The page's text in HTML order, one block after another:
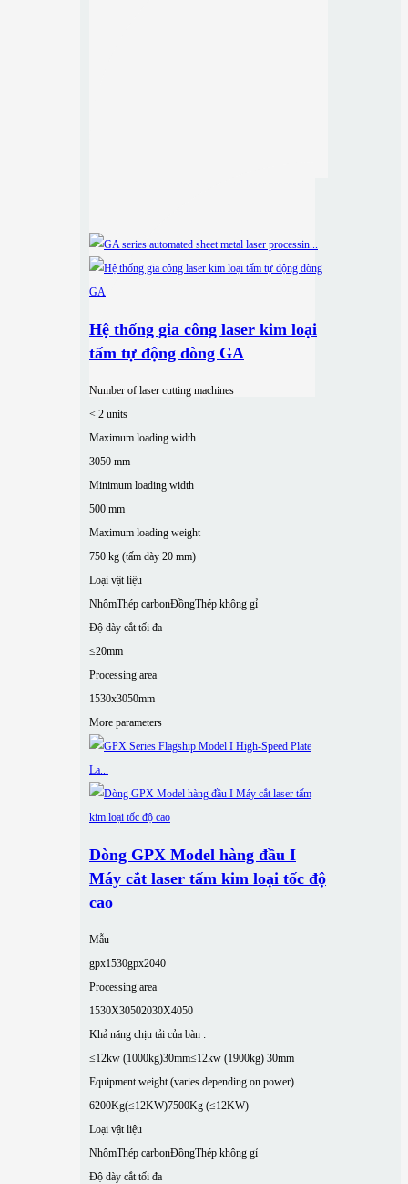
Hệ thống gia công laser kim loại
tấm tự động dòng GA
Number of laser cutting machines
< 2 units
Maximum loading width
3050 mm
Minimum loading width
500 mm
Maximum loading weight
750 kg (tấm dày 20 mm)
Loại vật liệu
NhômThép carbonĐồngThép không gỉ
Độ dày cắt tối đa
≤20mm
Processing area
1530x3050mm
More parameters
Dòng GPX Model hàng đầu I
Máy cắt laser tấm kim loại tốc độ
cao
Mẫu
gpx1530gpx2040
Processing area
1530X30502030X4050
Khả năng chịu tải của bàn :
≤12kw (1000kg)30mm≤12kw (1900kg) 30mm
Equipment weight (varies depending on power)
6200Kg(≤12KW)7500Kg (≤12KW)
Loại vật liệu
NhômThép carbonĐồngThép không gỉ
Độ dày cắt tối đa